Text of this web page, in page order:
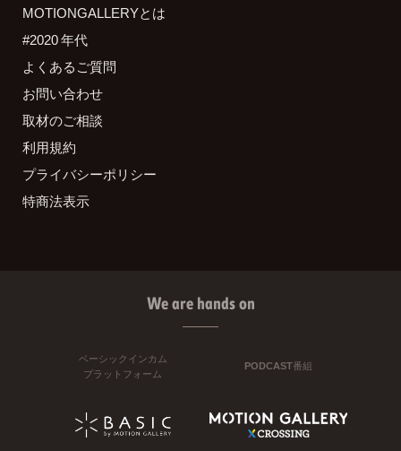
MOTIONGALLERYとは
#2020 年代
よくあるご質問
お問い合わせ
取材のご相談
利用規約
プライバシーポリシー
特商法表示
We are hands on
ベーシックインカム
プラットフォーム
PODCAST番組